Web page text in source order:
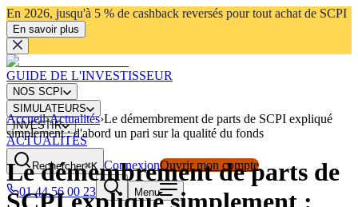
En 2026, jusqu'à 5 % de cashback reversés pour tout achat de SCPI
En savoir plus
GUIDE DE L'INVESTISSEUR
NOS SCPI
SIMULATEURS
INVESTIR
ACTUALITÉS
Rechercher⌘K ConnexionOuvrir mon compte
01 44 56 00 23
Menu
Accueil›Actualités›Le démembrement de parts de SCPI expliqué
simplement : d'abord un pari sur la qualité du fonds
Le démembrement de parts de